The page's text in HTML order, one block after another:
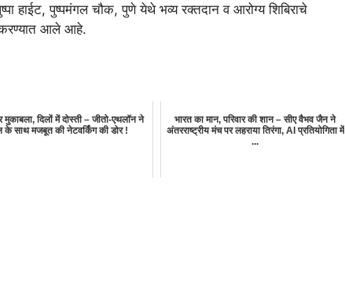
हाईट, पुष्पमंगल चौक, पुणे येथे भव्य रक्तदान व आरोग्य शिबिराचे
आले आहे.
मुकाबला, दिलों में दोस्ती – जीतो-एथलॉन ने
साथ मजबूत की नेटवर्किंग की डोर !
भारत का मान, परिवार की शान – सीए वैभव जैन ने
अंतरराष्ट्रीय मंच पर लहराया तिरंगा, AI प्रतियोगिता में
...